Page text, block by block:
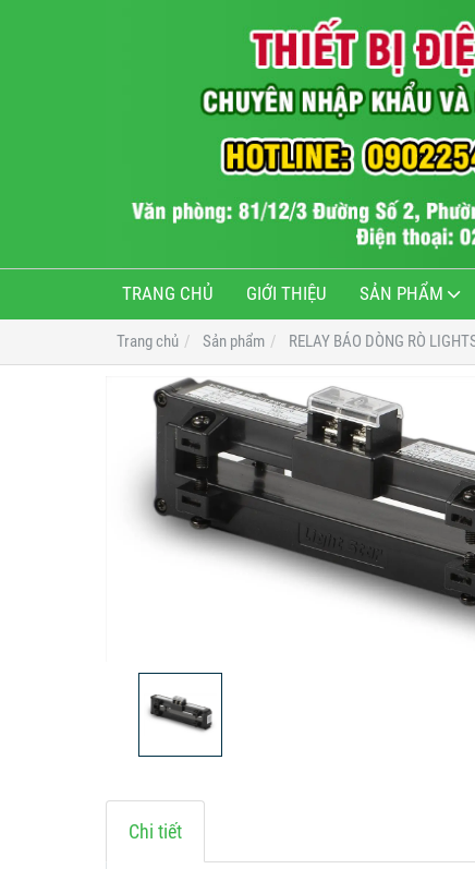
TRANG CHỦ GIỚI THIỆU SẢN PHẨM
Trang chủ Sản phẩm RELAY BÁO DÒNG RÒ
Chi tiết